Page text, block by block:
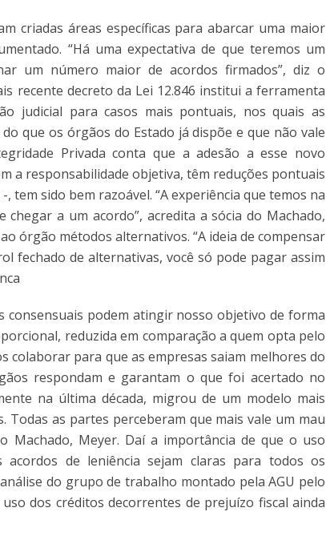
criadas áreas específicas para abarcar uma maior
“Há uma expectativa de que teremos um
um número maior de acordos firmados”, diz o
recente decreto da Lei 12.846 institui a ferramenta
judicial para casos mais pontuais, nos quais as
que os órgãos do Estado já dispõe e que não vale
Privada conta que a adesão a esse novo
a responsabilidade objetiva, têm reduções pontuais
sido bem razoável. “A experiência que temos na
a um acordo”, acredita a sócia do Machado,
órgão métodos alternativos. “A ideia de compensar
fechado de alternativas, você só pode pagar assim
consensuais podem atingir nosso objetivo de forma
reduzida em comparação a quem opta pelo
colaborar para que as empresas saiam melhores do
respondam e garantam o que foi acertado no
na última década, migrou de um modelo mais
as partes perceberam que mais vale um mau
Machado, Meyer. Daí a importância de que o uso
acordos de leniência sejam claras para todos os
do grupo de trabalho montado pela AGU pelo
dos créditos decorrentes de prejuízo fiscal ainda